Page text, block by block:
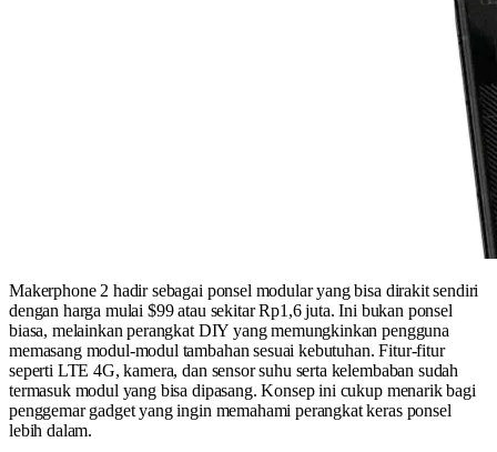
Makerphone 2 hadir sebagai ponsel modular yang bisa dirakit sendiri
dengan harga mulai $99 atau sekitar Rp1,6 juta. Ini bukan ponsel
biasa, melainkan perangkat DIY yang memungkinkan pengguna
memasang modul-modul tambahan sesuai kebutuhan. Fitur-fitur
seperti LTE 4G, kamera, dan sensor suhu serta kelembaban sudah
termasuk modul yang bisa dipasang. Konsep ini cukup menarik bagi
penggemar gadget yang ingin memahami perangkat keras ponsel
lebih dalam.